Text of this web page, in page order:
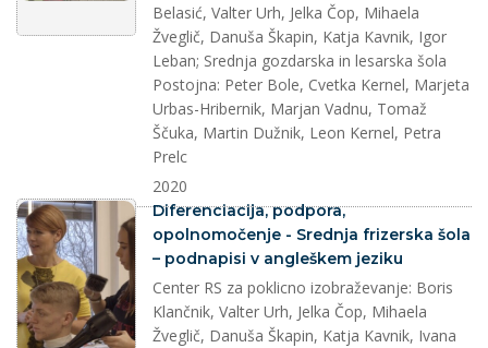
Belasić, Valter Urh, Jelka Čop, Mihaela
Žveglič, Danuša Škapin, Katja Kavnik, Igor
Leban; Srednja gozdarska in lesarska šola
Postojna: Peter Bole, Cvetka Kernel, Marjeta
Urbas-Hribernik, Marjan Vadnu, Tomaž
Ščuka, Martin Dužnik, Leon Kernel, Petra
Prelc
2020
splet
Diferenciacija, podpora,
opolnomočenje - Srednja frizerska šola
– podnapisi v angleškem jeziku
Center RS za poklicno izobraževanje: Boris
Klančnik, Valter Urh, Jelka Čop, Mihaela
Žveglič, Danuša Škapin, Katja Kavnik, Ivana